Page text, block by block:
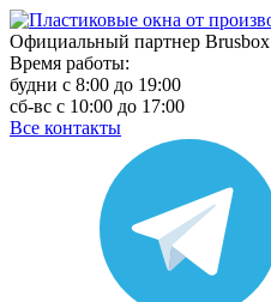
Официальный партнер Brusbox
Время работы:
будни с 8:00 до 19:00
сб-вс с 10:00 до 17:00
Все контакты